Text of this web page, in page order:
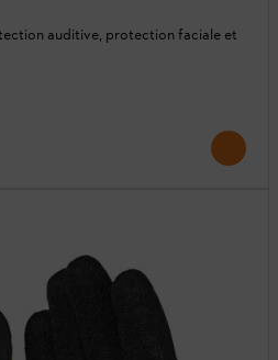
auditive, protection faciale et